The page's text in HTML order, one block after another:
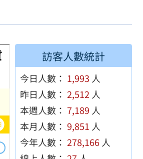
訪客人數統計
今日人數： 1,993 人
昨日人數： 2,512 人
本週人數： 7,189 人
本月人數： 9,851 人
今年人數： 278,166 人